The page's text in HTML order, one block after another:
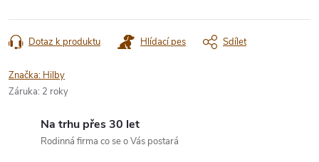
Dotaz k produktu Hlídací pes Sdílet
Značka: Hilby
Záruka: 2 roky
Na trhu přes 30 let
Rodinná firma co se o Vás postará